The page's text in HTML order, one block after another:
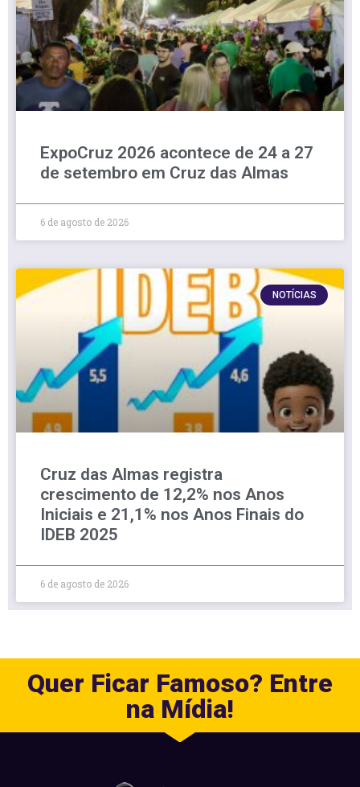
ExpoCruz 2026 acontece de 24 a 27
de setembro em Cruz das Almas
6 de agosto de 2026
NOTÍCIAS
Cruz das Almas registra
crescimento de 12,2% nos Anos
Iniciais e 21,1% nos Anos Finais do
IDEB 2025
6 de agosto de 2026
Quer Ficar Famoso? Entre
na Mídia!